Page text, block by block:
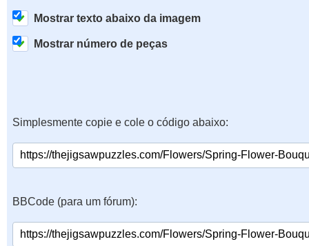
Mostrar texto abaixo da imagem
Mostrar número de peças
Simplesmente copie e cole o código abaixo:
BBCode (para um fórum):